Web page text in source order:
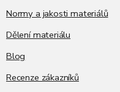
Normy a jakosti materiálů
Dělení materiálu
Blog
Recenze zákazníků